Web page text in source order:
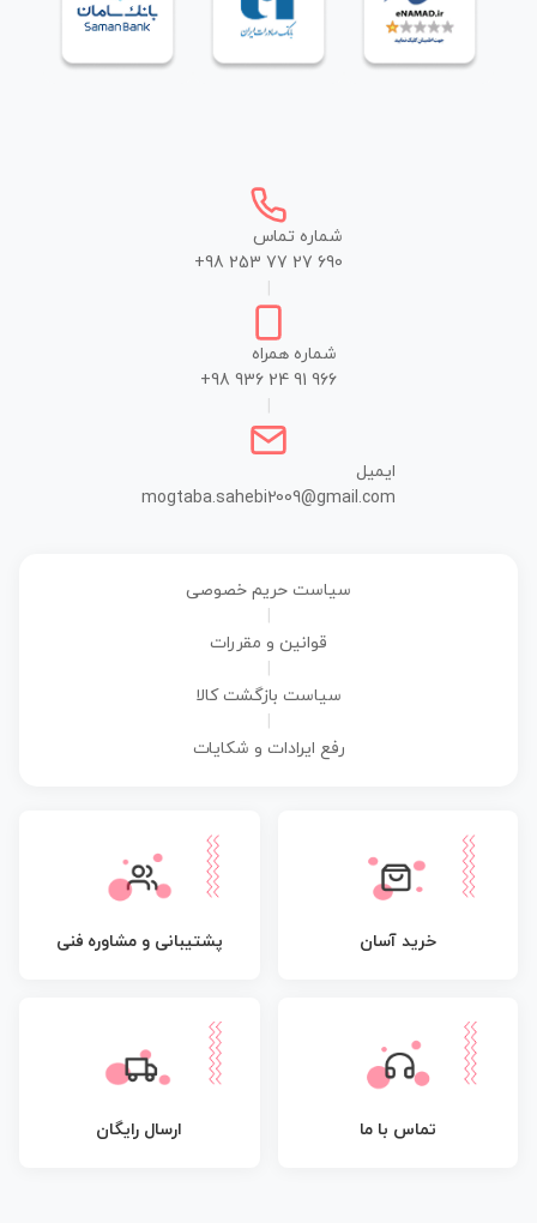
شماره تماس
+98 253 77 27 690
شماره همراه
+98 936 24 91 966
ایمیل
mogtaba.sahebi2009@gmail.com
سیاست حریم خصوصی
قوانین و مقررات
سیاست بازگشت کالا
رفع ایرادات و شکایات
خرید آسان پشتیبانی و مشاوره فنی
تماس با ما ارسال رایگان